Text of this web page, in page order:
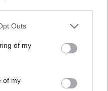
Outs
of my
of my
Młodzież, która
realiami
o Baczyńskim i o
lat. Mówi:
na chodniku /